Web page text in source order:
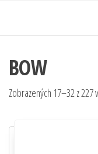
BOW
Zobrazených 17–32 z 227